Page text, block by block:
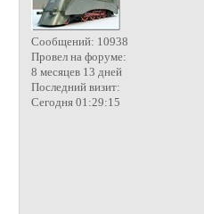
Сообщений: 10938
Провел на форуме:
8 месяцев 13 дней
Последний визит:
Сегодня 01:29:15